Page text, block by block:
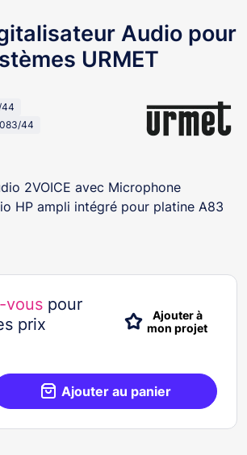
Audio pour
URMET
44
44
2VOICE avec Microphone
HP ampli intégré pour platine A83
vous pour
prix
Ajouter à
mon projet
Ajouter au panier